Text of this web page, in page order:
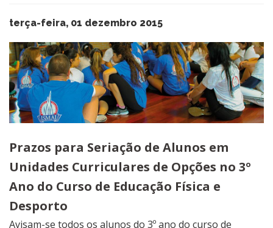
terça-feira, 01 dezembro 2015
​Prazos para Seriação de Alunos em
Unidades Curriculares de Opções no 3º
Ano do Curso de Educação Física e
Desporto
Avisam-se todos os alunos do 3º ano do curso de